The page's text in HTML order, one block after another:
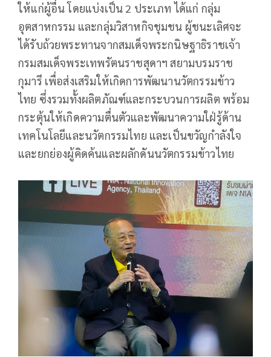
ให้แก่ผู้อื่น โดยแบ่งเป็น 2 ประเภท ได้แก่ กลุ่ม
อุตสาหกรรม และกลุ่มวิสาหกิจชุมชน ผู้ชนะเลิศจะ
ได้รับถ้วยพระทานจากสมเด็จพระกนิษฐาธิราชเจ้า
กรมสมเด็จพระเทพรัตนราชสุดาฯ สยามบรมราช
กุมารี เพื่อส่งเสริมให้เกิดการพัฒนานวัตกรรมข้าว
ไทย ซึ่งรวมทั้งผลิตภัณฑ์และกระบวนการผลิต พร้อม
กระตุ้นให้เกิดความตื่นตัวและพัฒนาความใฝ่รู้ด้าน
เทคโนโลยีและนวัตกรรมไทย และเป็นขวัญกำลังใจ
และยกย่องผู้คิดค้นและผลักดันนวัตกรรมข้าวไทย